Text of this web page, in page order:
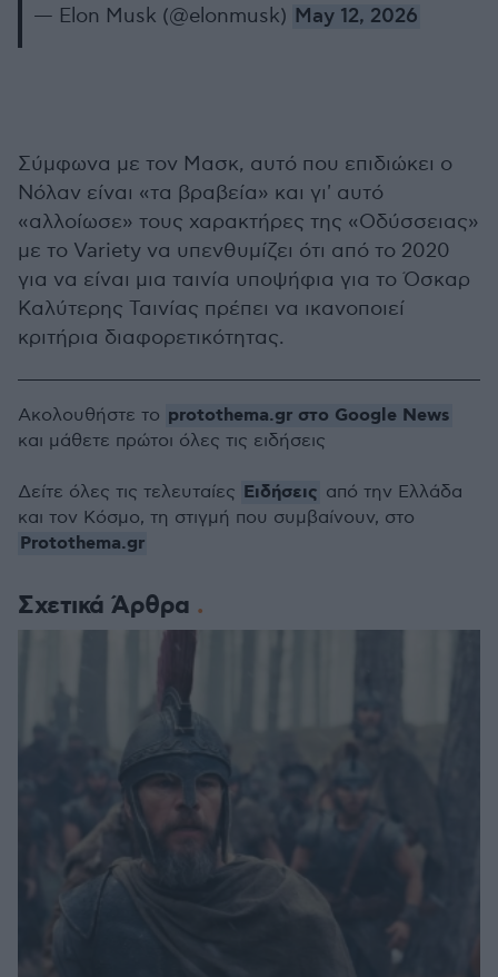
— Elon Musk (@elonmusk) May 12, 2026
Σύμφωνα με τον Μασκ, αυτό που επιδιώκει ο
Νόλαν είναι «τα βραβεία» και γι' αυτό
«αλλοίωσε» τους χαρακτήρες της «Οδύσσειας»
με το Variety να υπενθυμίζει ότι από το 2020
για να είναι μια ταινία υποψήφια για το Όσκαρ
Καλύτερης Ταινίας πρέπει να ικανοποιεί
κριτήρια διαφορετικότητας.
Σχετικά Άρθρα
Ακολουθήστε το protothema.gr στο Google News
και μάθετε πρώτοι όλες τις ειδήσεις
Δείτε όλες τις τελευταίες Ειδήσεις από την Ελλάδα
και τον Κόσμο, τη στιγμή που συμβαίνουν, στο
Protothema.gr